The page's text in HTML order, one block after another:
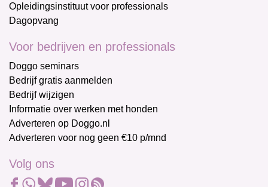
Opleidingsinstituut voor professionals
Dagopvang
Voor bedrijven en professionals
Doggo seminars
Bedrijf gratis aanmelden
Bedrijf wijzigen
Informatie over werken met honden
Adverteren op Doggo.nl
Adverteren voor nog geen €10 p/mnd
Volg ons